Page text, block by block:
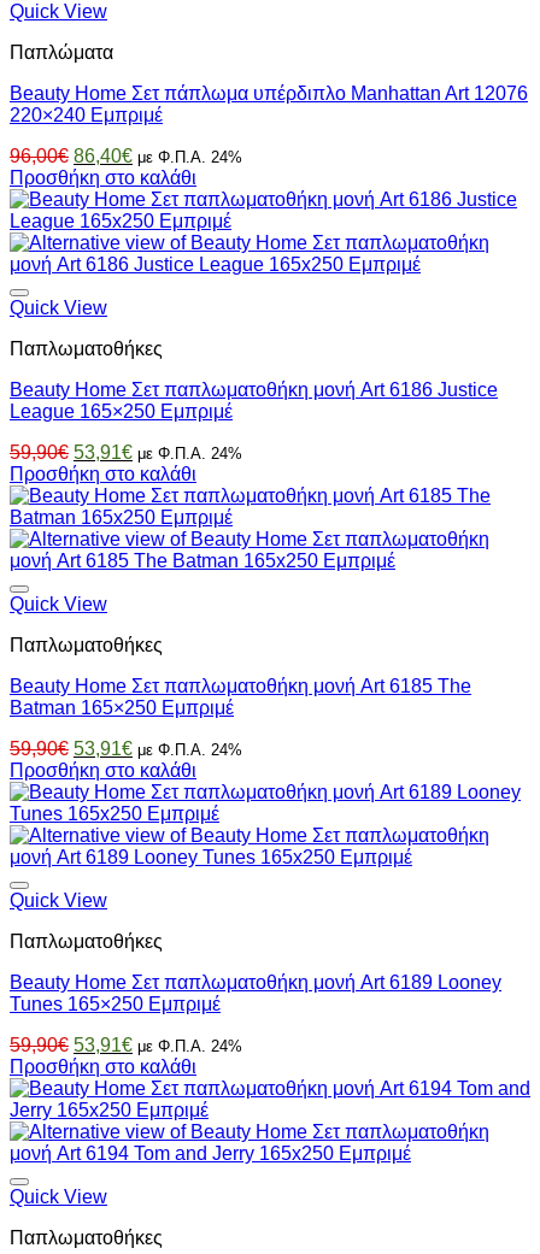
Quick View
Παπλώματα
Beauty Home Σετ πάπλωμα υπέρδιπλο Manhattan Art 12076
220×240 Εμπριμέ
96,00€ Original
price
was:
96,00€.
86,40€Η
τρέχουσα
τιμή
είναι:
86,40€.
με Φ.Π.Α. 24%
Προσθήκη στο καλάθι
Quick View
Παπλωματοθήκες
Beauty Home Σετ παπλωματοθήκη μονή Art 6186 Justice
League 165×250 Εμπριμέ
59,90€ Original
price
was:
59,90€.
53,91€Η
τρέχουσα
τιμή
είναι:
53,91€.
με Φ.Π.Α. 24%
Προσθήκη στο καλάθι
Quick View
Παπλωματοθήκες
Beauty Home Σετ παπλωματοθήκη μονή Art 6185 The
Batman 165×250 Εμπριμέ
59,90€ Original
price
was:
59,90€.
53,91€Η
τρέχουσα
τιμή
είναι:
53,91€.
με Φ.Π.Α. 24%
Προσθήκη στο καλάθι
Quick View
Παπλωματοθήκες
Beauty Home Σετ παπλωματοθήκη μονή Art 6189 Looney
Tunes 165×250 Εμπριμέ
59,90€ Original
price
was:
59,90€.
53,91€Η
τρέχουσα
τιμή
είναι:
53,91€.
με Φ.Π.Α. 24%
Προσθήκη στο καλάθι
Quick View
Παπλωματοθήκες